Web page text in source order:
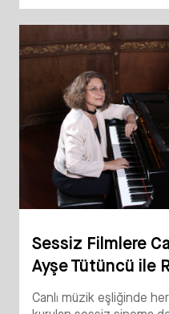
Sessiz Filmlere
Ayşe Tütüncü ile
Canlı müzik eşliğinde